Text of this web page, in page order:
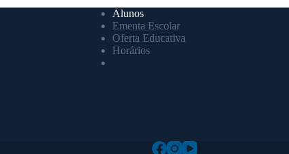
Alunos
Ementa Escolar
Oferta Educativa
Horários